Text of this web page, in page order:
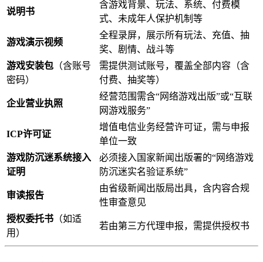
说明书
含游戏背景、玩法、系统、付费模
式、未成年人保护机制等
游戏演示视频
全程录屏，展示所有玩法、充值、抽
奖、剧情、战斗等
游戏安装包 （含账号
密码）
需提供测试账号，覆盖全部内容（含
付费、抽奖等）
企业营业执照
经营范围需含“网络游戏出版”或“互联
网游戏服务”
ICP许可证
增值电信业务经营许可证，需与申报
单位一致
游戏防沉迷系统接入
证明
必须接入国家新闻出版署的“网络游戏
防沉迷实名验证系统”
审读报告
由省级新闻出版局出具，含内容合规
性审查意见
授权委托书 （如适
用）
若由第三方代理申报，需提供授权书